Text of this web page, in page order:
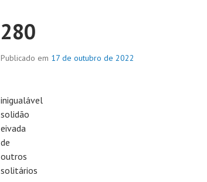
280
Publicado em 17 de outubro de 2022
inigualável
solidão
eivada
de
outros
solitários